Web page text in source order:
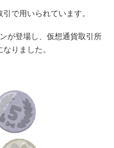
で用いられています。
が登場し、仮想通貨取引所
りました。